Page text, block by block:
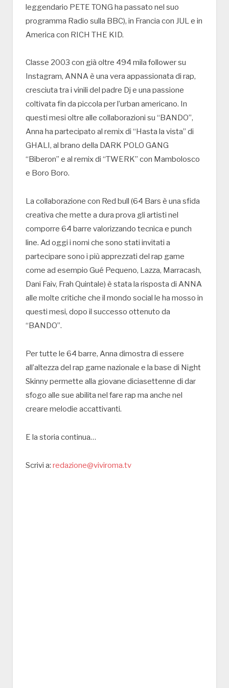
leggendario PETE TONG ha passato nel suo
programma Radio sulla BBC), in Francia con JUL e in
America con RICH THE KID.
Classe 2003 con già oltre 494 mila follower su
Instagram, ANNA è una vera appassionata di rap,
cresciuta tra i vinili del padre Dj e una passione
coltivata fin da piccola per l’urban americano. In
questi mesi oltre alle collaborazioni su “BANDO”,
Anna ha partecipato al remix di “Hasta la vista” di
GHALI, al brano della DARK POLO GANG
“Biberon” e al remix di “TWERK” con Mambolosco
e Boro Boro.
La collaborazione con Red bull (64 Bars è una sfida
creativa che mette a dura prova gli artisti nel
comporre 64 barre valorizzando tecnica e punch
line. Ad oggi i nomi che sono stati invitati a
partecipare sono i più apprezzati del rap game
come ad esempio Gué Pequeno, Lazza, Marracash,
Dani Faiv, Frah Quintale) è stata la risposta di ANNA
alle molte critiche che il mondo social le ha mosso in
questi mesi, dopo il successo ottenuto da
“BANDO”.
Per tutte le 64 barre, Anna dimostra di essere
all’altezza del rap game nazionale e la base di Night
Skinny permette alla giovane diciasettenne di dar
sfogo alle sue abilita nel fare rap ma anche nel
creare melodie accattivanti.
E la storia continua…
Scrivi a: redazione@viviroma.tv